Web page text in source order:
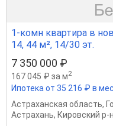
1-комн квартира в
14, 44 м², 14/30 эт.
7 350 000 ₽
167 045 ₽ за м2
Ипотека от 35 216 ₽ в
Астраханская область,
Астрахань, Кировский р-н